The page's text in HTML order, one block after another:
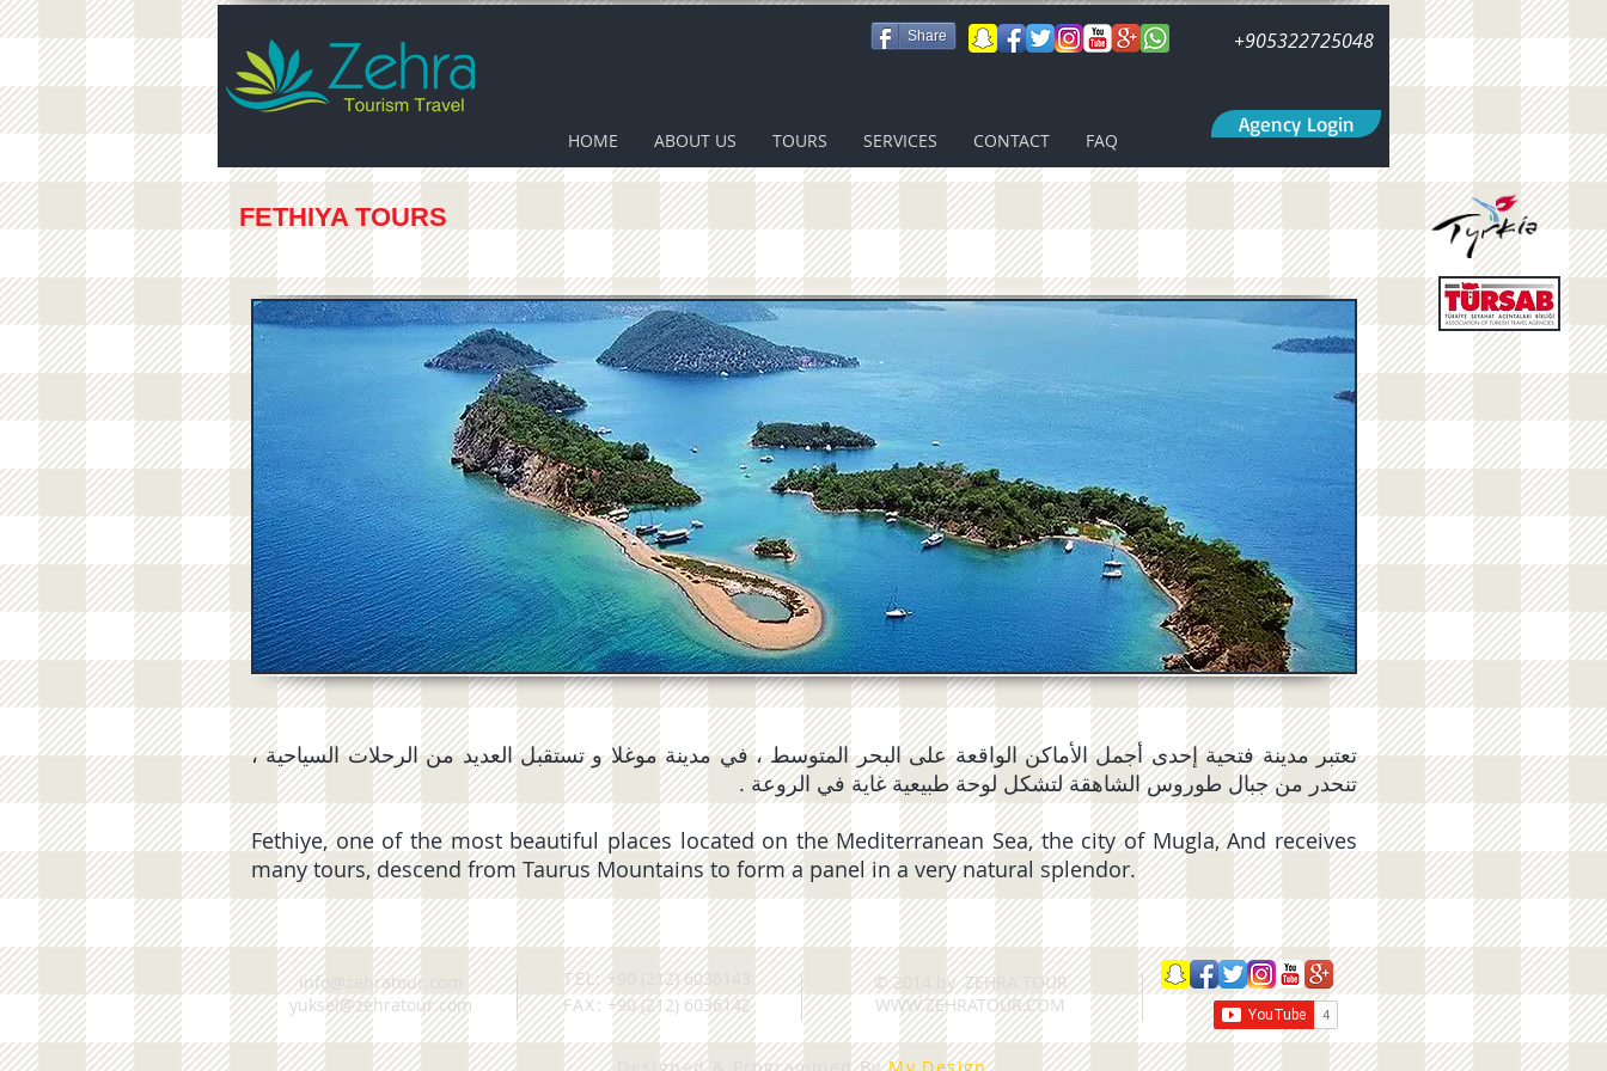
Share
HOME ABOUT US TOURS SERVICES CONTACT FAQ
Agency Login
+905322725048
FETHIYA TOURS
تعتبر مدينة فتحية إحدى أجمل الأماكن الواقعة على البحر المتوسط ، في مدينة موغلا و تستقبل العديد من الرحلات السياحية ،
تنحدر من جبال طوروس الشاهقة لتشكل لوحة طبيعية غاية في الروعة .
Fethiye, one of the most beautiful places located on the Mediterranean Sea, the city of Mugla, And receives
many tours, descend from Taurus Mountains to form a panel in a very natural splendor.
info@zehratour.com
yuksel@zehratour.com
TEL: +90 (212) 6036143
FAX: +90 (212) 6036142
© 2014 by ZEHRA TOUR
WWW.ZEHRATOUR.COM